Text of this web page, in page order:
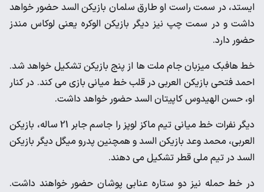
ایستد، در سمت راست او طارق سلمان بازیکن السد حضور خواهد
داشت و در سمت چپ نیز دیگر بازیکن الوکره یعنی لوکاس مندز
حضور دارد.
خط هافبک میزبان جام ملت ها از پنج بازیکن تشکیل خواهد شد.
احمد فتحی بازیکن العربی در قلب خط میانی بازی می کند. در کنار
او، حسن الهیدوس کاپیتان السد حضور خواهد داشت.
دیگر نفرات خط میانی تیم ماکز لوپز را جاسم جابر 21 ساله، بازیکن
العربی، محمد وعد بازیکن السد و همچنین پدرو میگل دیگر بازیکن
السد در تیم ملی قطر تشکیل می دهند.
در خط حمله نیز دو ستاره عنابی پوشان حضور خواهند داشت.